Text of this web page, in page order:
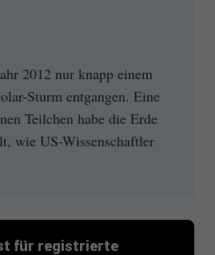
2012 nur knapp einem
Sturm entgangen. Eine
Teilchen habe die Erde
wie US-Wissenschaftler
für registrierte